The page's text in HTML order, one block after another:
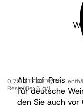
Ab-Hof-Preis
Für deutsche
den Sie auch vor
0,75l (17,33 €/1l)
Restsüße:6 g/l